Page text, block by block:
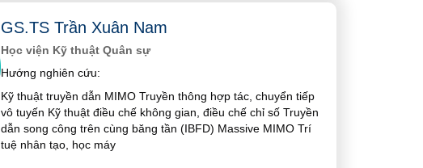
GS.TS Trần Xuân Nam
Học viện Kỹ thuật Quân sự
Hướng nghiên cứu:
Kỹ thuật truyền dẫn MIMO Truyền thông hợp tác, chuyển tiếp
vô tuyến Kỹ thuật điều chế không gian, điều chế chỉ số Truyền
dẫn song công trên cùng băng tần (IBFD) Massive MIMO Trí
tuệ nhân tạo, học máy